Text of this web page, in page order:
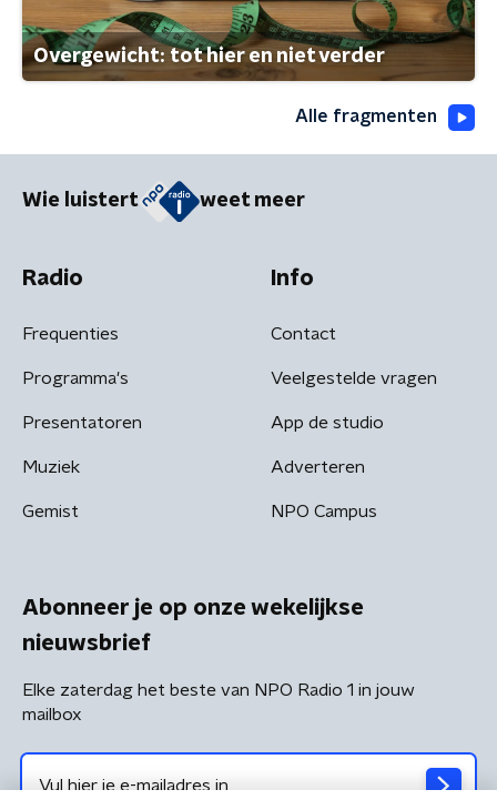
Overgewicht: tot hier en niet verder
Alle fragmenten
Wie luistert weet meer
Radio
Frequenties
Programma's
Presentatoren
Muziek
Gemist
Info
Contact
Veelgestelde vragen
App de studio
Adverteren
NPO Campus
Abonneer je op onze wekelijkse
nieuwsbrief
Elke zaterdag het beste van NPO Radio 1 in jouw
mailbox